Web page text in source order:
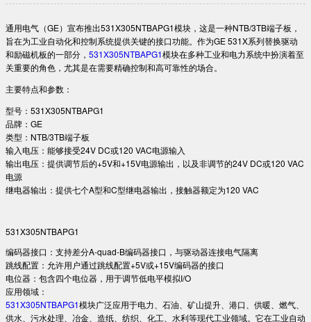
通用电气（GE）宣布推出531X305NTBAPG1模块，这是一种NTB/3TB端子板，
旨在为工业自动化和控制系统提供关键的接口功能。作为GE 531X系列替换驱动
和励磁机板的一部分， 531X305NTBAPG1模块在多种工业和电力系统中扮演着至
关重要的角色，尤其是在需要精确控制和高可靠性的场合。
主要特点和参数：
型号：531X305NTBAPG1
品牌：GE
类型：NTB/3TB端子板
输入电压：能够接受24V DC或120 VAC电源输入
输出电压：提供调节后的+5V和+15V电源输出，以及非调节的24V DC或120 VAC
电源
继电器输出：提供七个A型和C型继电器输出，接触器额定为120 VAC
531X305NTBAPG1
编码器接口：支持差分A-quad-B编码器接口，与驱动器连接电气隔离
跳线配置：允许用户通过跳线配置+5V或+15V编码器的接口
电位器：包含四个电位器，用于调节低电平模拟I/O
应用领域：
531X305NTBAPG1模块广泛应用于电力、石油、矿山提升、港口、供暖、燃气、
供水、污水处理、冶金、造纸、纺织、化工、水利等现代工业领域。它在工业自动